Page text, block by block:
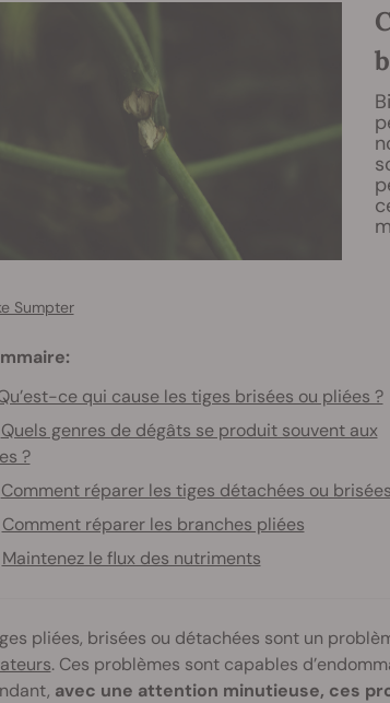
Sumpter
ce qui cause les tiges brisées ou pliées ?
Quels genres de dégâts se produit souvent aux
?
Comment réparer les tiges détachées ou brisées
Comment réparer les branches pliées
Maintenez le flux des nutriments
pliées, brisées ou détachées sont un
. Ces problèmes sont capables
avec une attention minutieuse, ces